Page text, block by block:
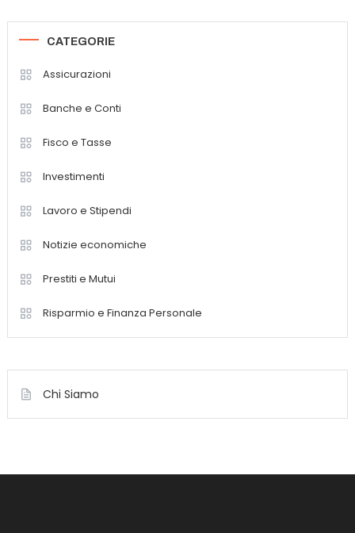
CATEGORIE
Assicurazioni
Banche e Conti
Fisco e Tasse
Investimenti
Lavoro e Stipendi
Notizie economiche
Prestiti e Mutui
Risparmio e Finanza Personale
Chi Siamo